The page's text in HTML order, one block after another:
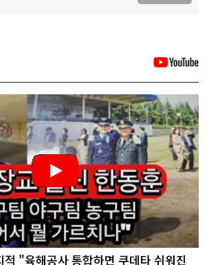
적 "육해공사 통합하면 쿠데타 쉬워진